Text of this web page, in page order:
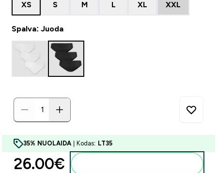
XS S M L XL XXL
Spalva: Juoda
35% NUOLAIDA | Kodas: LT35
26.00€‎